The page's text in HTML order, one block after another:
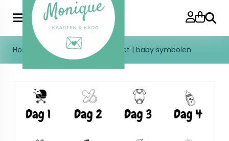
Home Stickers 10 dagen pakket | baby symbolen